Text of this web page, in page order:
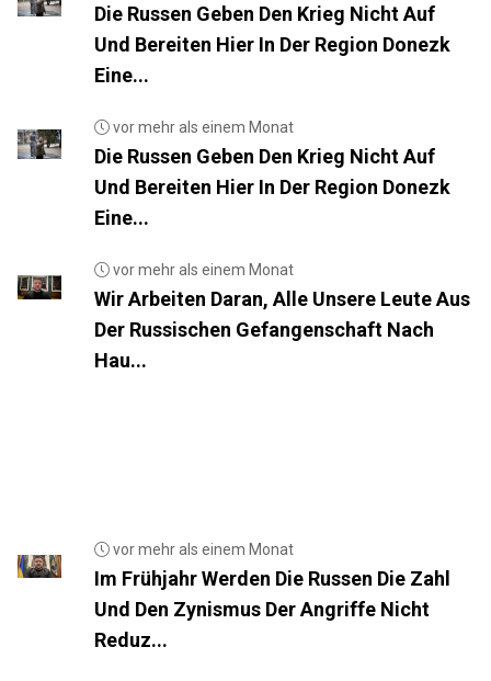
Die Russen Geben Den Krieg Nicht Auf
Und Bereiten Hier In Der Region Donezk
Eine...
vor mehr als einem Monat
Die Russen Geben Den Krieg Nicht Auf
Und Bereiten Hier In Der Region Donezk
Eine...
vor mehr als einem Monat
Wir Arbeiten Daran, Alle Unsere Leute Aus
Der Russischen Gefangenschaft Nach
Hau...
vor mehr als einem Monat
Im Frühjahr Werden Die Russen Die Zahl
Und Den Zynismus Der Angriffe Nicht
Reduz...